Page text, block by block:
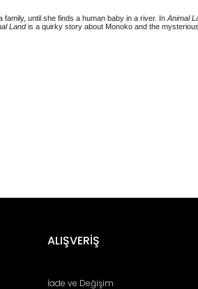
until she finds a human baby in a river. In Animal
Landis a quirky story about Monoko and the
Yorum YazALIŞVERİŞ
İade ve Değişim